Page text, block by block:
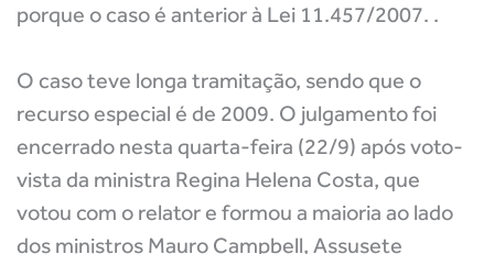
porque o caso é anterior à Lei 11.457/2007. .
O caso teve longa tramitação, sendo que o
recurso especial é de 2009. O julgamento foi
encerrado nesta quarta-feira (22/9) após voto-
vista da ministra Regina Helena Costa, que
votou com o relator e formou a maioria ao lado
dos ministros Mauro Campbell, Assusete